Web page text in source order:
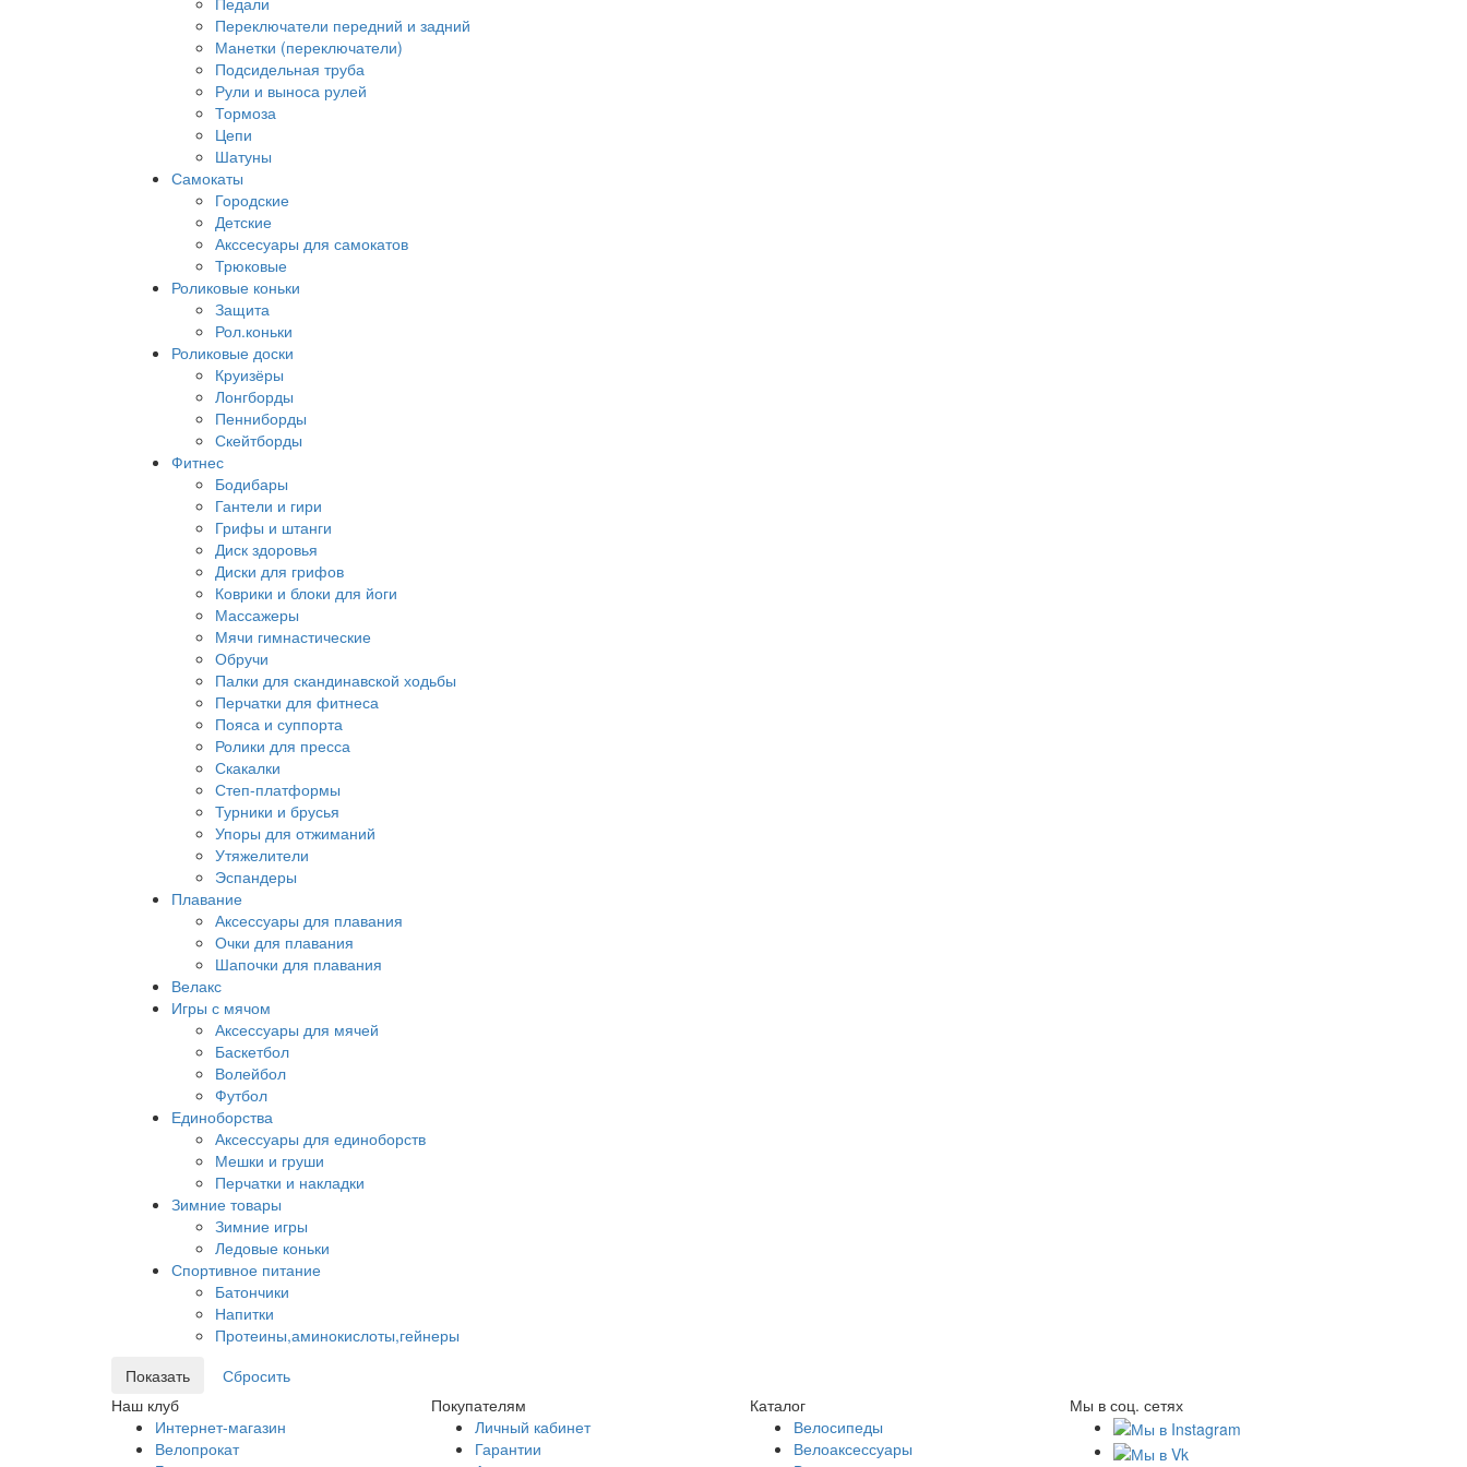
Переключатели передний и задний
Манетки (переключатели)
Подсидельная труба
Рули и выноса рулей
Тормоза
Цепи
Шатуны
Самокаты
Городские
Детские
Акссесуары для самокатов
Трюковые
Роликовые коньки
Защита
Рол.коньки
Роликовые доски
Круизёры
Лонгборды
Пенниборды
Скейтборды
Фитнес
Бодибары
Гантели и гири
Грифы и штанги
Диск здоровья
Диски для грифов
Коврики и блоки для йоги
Массажеры
Мячи гимнастические
Обручи
Палки для скандинавской ходьбы
Перчатки для фитнеса
Пояса и суппорта
Ролики для пресса
Скакалки
Степ-платформы
Турники и брусья
Упоры для отжиманий
Утяжелители
Эспандеры
Плавание
Аксессуары для плавания
Очки для плавания
Шапочки для плавания
Велакс
Игры с мячом
Аксессуары для мячей
Баскетбол
Волейбол
Футбол
Единоборства
Аксессуары для единоборств
Мешки и груши
Перчатки и накладки
Зимние товары
Зимние игры
Ледовые коньки
Спортивное питание
Батончики
Напитки
Протеины,аминокислоты,гейнеры
Наш клуб
Интернет-магазин
Велопрокат
Покупателям
Личный кабинет
Гарантии
Каталог
Велосипеды
Велоаксессуары
Мы в соц. сетях